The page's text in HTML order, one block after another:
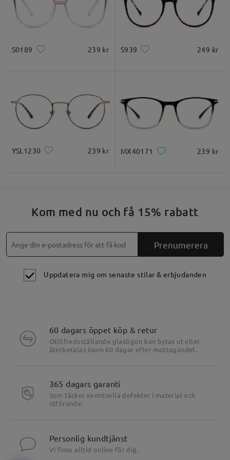
S0189 239 kr S939 249 kr
YSL1230 239 kr MX40171 239 kr
Kom med nu och få 15% rabatt
Prenumerera
Uppdatera mig om senaste stilar & erbjudanden
60 dagars öppet köp & retur
Otillfredsställande glasögon kan bytas ut eller
återbetalas inom 60 dagar efter mottagandet.
365 dagars garanti
Som täcker eventuella defekter i material och
utförande.
Personlig kundtjänst
Vi finns alltid online för dig.